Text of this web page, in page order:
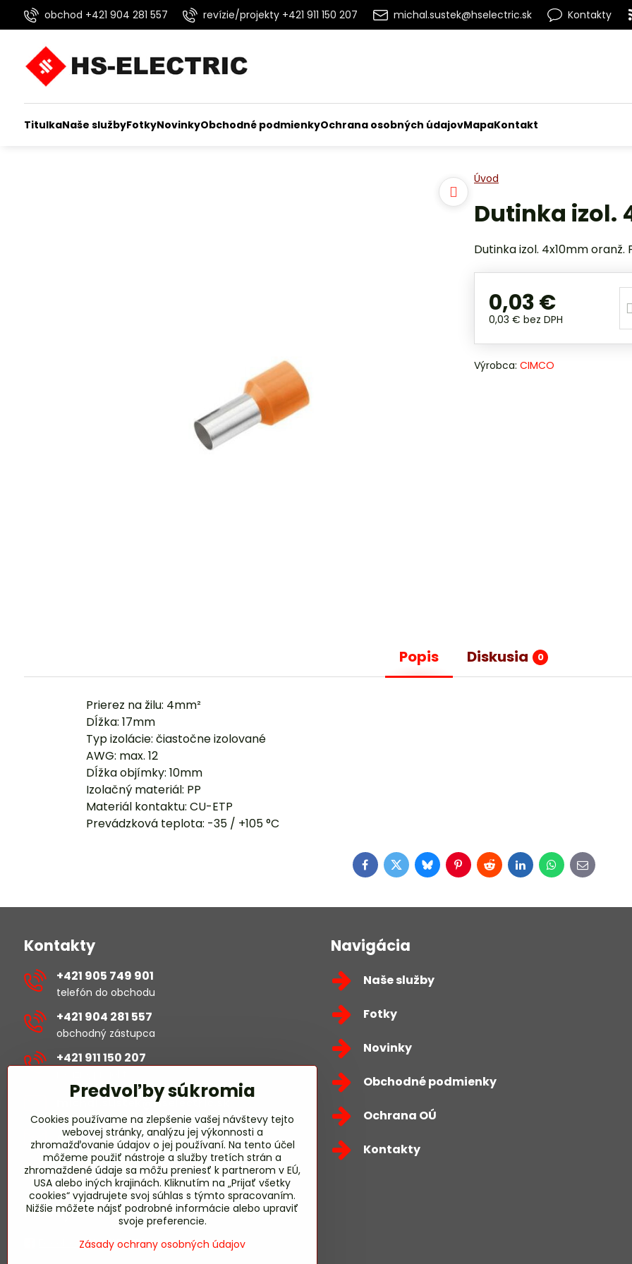
obchod +421 904 281 557 revízie/projekty +421 911 150 207 michal.sustek@hselectric.sk Kontakty
TitulkaNaše službyFotkyNovinkyObchodné podmienkyOchrana osobných údajovMapaKontakt
Úvod
Dutinka izol.
Dutinka izol. 4x10mm oranž.
0,03 €
0,03 € bez DPH
Výrobca: CIMCO
Popis Diskusia 0
Prierez na žilu: 4mm²
Dĺžka: 17mm
Typ izolácie: čiastočne izolované
AWG: max. 12
Dĺžka objímky: 10mm
Izolačný materiál: PP
Materiál kontaktu: CU-ETP
Prevádzková teplota: -35 / +105 °C
Facebook
TwitterBlueskyPinterest
RedditLinkedInWhatsApp
E-
mail
Kontakty
+421 905 749 901
telefón do obchodu
+421 904 281 557
obchodný zástupca
+421 911 150 207
michal​.sustek​@hselectric​.sk
obchod​@hselectric​.sk
miroslav​.harmady​@hselectric​.sk
revízie/projekty
Pridajte sa k nám
Facebook HS-ELECTRIC
Navigácia
Naše služby
Fotky
Novinky
Obchodné podmienky
Ochrana OÚ
Kontakty
Predvoľby súkromia
Cookies používame na zlepšenie vašej návštevy tejto
webovej stránky, analýzu jej výkonnosti a
zhromažďovanie údajov o jej používaní. Na tento účel
môžeme použiť nástroje a služby tretích strán a
zhromaždené údaje sa môžu preniesť k partnerom v EÚ,
USA alebo iných krajinách. Kliknutím na „Prijať všetky
cookies“ vyjadrujete svoj súhlas s týmto spracovaním.
Nižšie môžete nájsť podrobné informácie alebo upraviť
svoje preferencie.
Zásady ochrany osobných údajov